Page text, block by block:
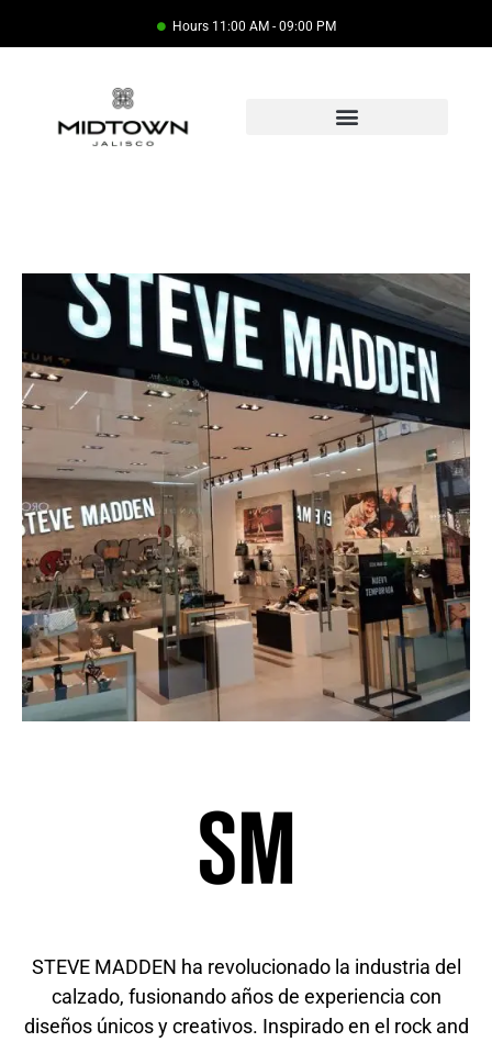
Hours 11:00 AM - 09:00 PM
STEVE MADDEN ha revolucionado la industria del
calzado, fusionando años de experiencia con
diseños únicos y creativos. Inspirado en el rock and